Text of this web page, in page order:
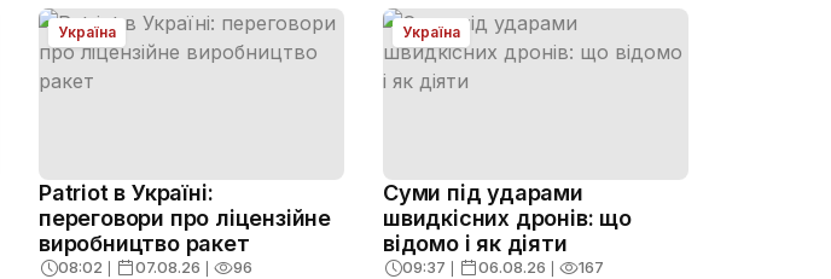
Україна
Patriot в Україні:
переговори про ліцензійне
виробництво ракет
08:02 ❘ 07.08.26 ❘ 96
Україна
Суми під ударами
швидкісних дронів: що
відомо і як діяти
09:37 ❘ 06.08.26 ❘ 167